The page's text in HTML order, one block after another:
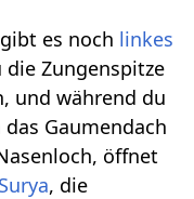
es noch linkes
Zungenspitze
und während du
Gaumendach
öffnet
Surya, die